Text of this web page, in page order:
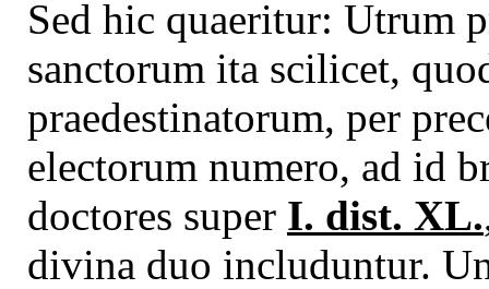
Sed hic quaeritur: Utrum
sanctorum ita scilicet,
praedestinatorum, per
electorum numero, ad id
doctores super I. dist. XL.
divina duo includuntur.